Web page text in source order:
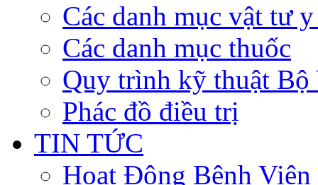
Các danh mục vật tư
Các danh mục thuốc
Quy trình kỹ thuật Bộ
Phác đồ điều trị
TIN TỨC
Hoạt Động Bệnh Viện